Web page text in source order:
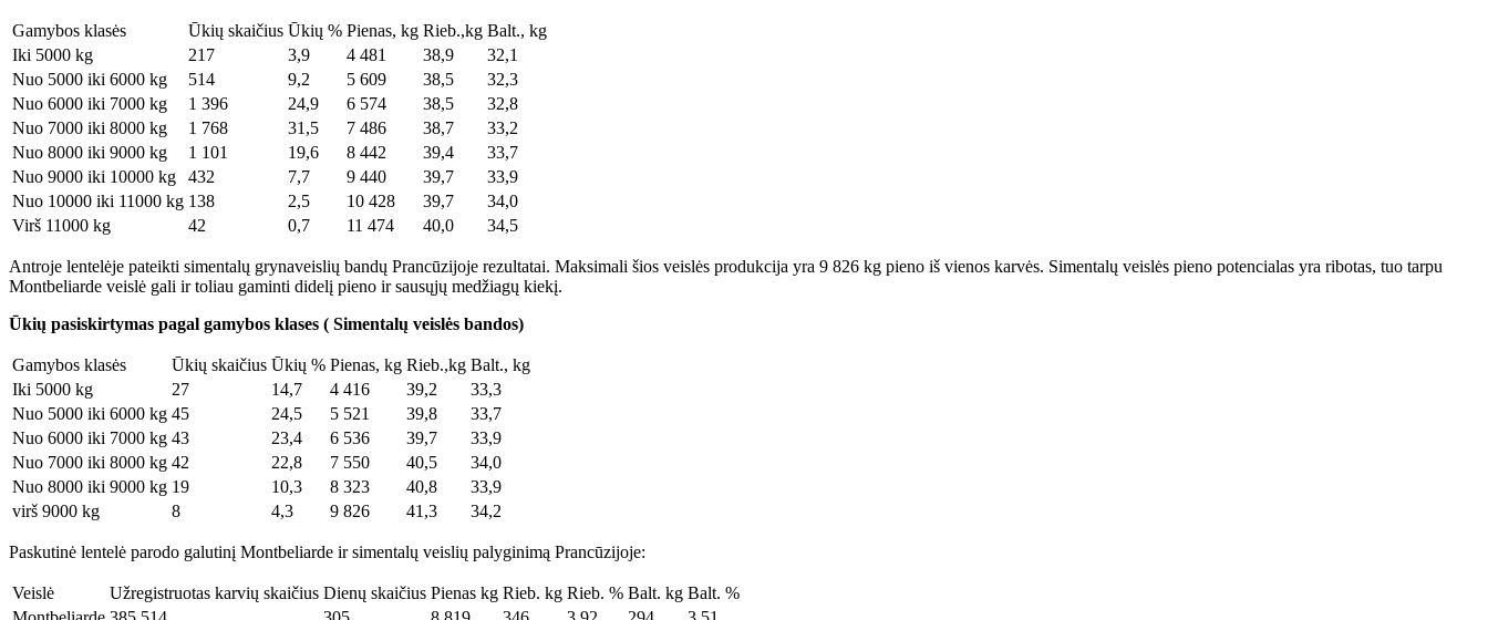
Gamybos klasės Ūkių skaičius Ūkių % Pienas, kg Rieb.,kg Balt., kg
Iki 5000 kg
217 3,9 4 481 38,9
32,1
Nuo 5000 iki 6000 kg
514 9,2 5 609 38,5
32,3
Nuo 6000 iki 7000 kg
1 396 24,9 6 574 38,5
32,8
Nuo 7000 iki 8000 kg
1 768 31,5 7 486 38,7
33,2
Nuo 8000 iki 9000 kg
1 101 19,6 8 442 39,4
33,7
Nuo 9000 iki 10000 kg
432 7,7 9 440 39,7
33,9
Nuo 10000 iki 11000 kg 138 2,5 10 428 39,7
34,0
Virš 11000 kg
42 0,7 11 474 40,0 34,5
Antroje lentelėje pateikti simentalų grynaveislių bandų Prancūzijoje rezultatai. Maksimali šios veislės produkcija yra 9 826 kg pieno iš vienos karvės. Simentalų veislės pieno potencialas yra ribotas, tuo tarpu
Montbeliarde veislė gali ir toliau gaminti didelį pieno ir sausųjų medžiagų kiekį.
Ūkių pasiskirtymas pagal gamybos klases ( Simentalų veislės bandos)
Gamybos klasės Ūkių skaičius Ūkių % Pienas, kg Rieb.,kg Balt., kg
Iki 5000 kg
27 14,7 4 416 39,2
33,3
Nuo 5000 iki 6000 kg 45 24,5 5 521 39,8
33,7
Nuo 6000 iki 7000 kg 43 23,4 6 536 39,7
33,9
Nuo 7000 iki 8000 kg 42 22,8 7 550 40,5
34,0
Nuo 8000 iki 9000 kg 19 10,3 8 323 40,8
33,9
virš 9000 kg
8 4,3 9 826 41,3 34,2
Paskutinė lentelė parodo galutinį Montbeliarde ir simentalų veislių palyginimą Prancūzijoje:
Veislė Užregistruotas karvių skaičius Dienų skaičius Pienas kg Rieb. kg Rieb. % Balt. kg Balt. %